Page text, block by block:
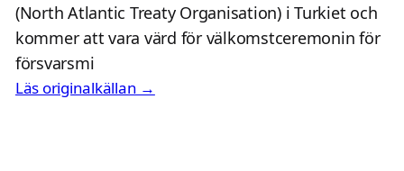
(North Atlantic Treaty Organisation) i Turkiet och
kommer att vara värd för välkomstceremonin för
försvarsmi
Läs originalkällan →